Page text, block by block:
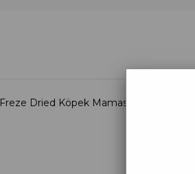
Freze Dried Köpek Maması